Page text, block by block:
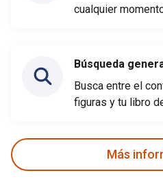
cualquier
Búsqueda
Busca entre el
figuras y tu libro
Más